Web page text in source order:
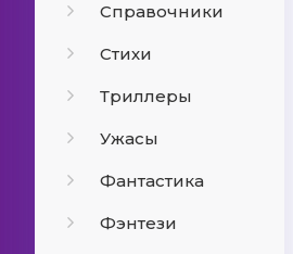
Справочники
Стихи
Триллеры
Ужасы
Фантастика
Фэнтези